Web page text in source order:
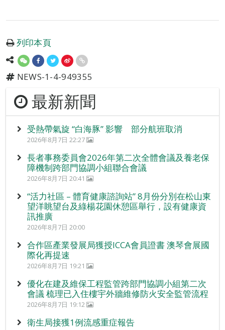
列印本頁
NEWS-1-4-949355
最新新聞
受熱帶氣旋 “白海豚” 影響 部分航班取消
2026年8月7日 22:27
長者事務委員會2026年第二次全體會議及養老保
障機制跨部門協調小組聯合會議
2026年8月7日 20:41
“活力社區 – 體育健康諮詢站” 8月份分別在松山東
望洋眺望台及綠楊花園休憩區舉行，設有健康資
訊推廣
2026年8月7日 20:00
合作區產業發展局獲授ICCA會員證書 澳琴會展國
際化再提速
2026年8月7日 19:21
優化在建及維保工程監管跨部門協調小組第二次
會議 梳理已入住樓宇外牆維修防火安全監管流程
2026年8月7日 19:12
衛生局接獲1例流感重症報告